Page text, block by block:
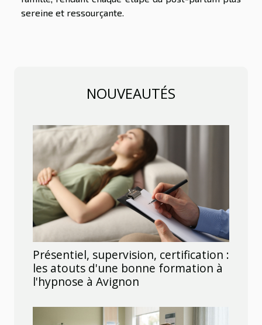
sereine et ressourçante.
NOUVEAUTÉS
Présentiel, supervision, certification :
les atouts d'une bonne formation à
l'hypnose à Avignon